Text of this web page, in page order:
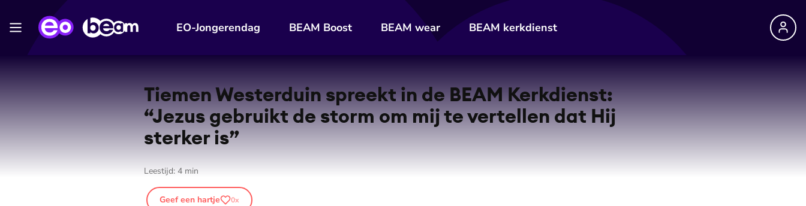
EO-Jongerendag BEAM Boost BEAM wear BEAM kerkdienst
Tiemen Westerduin spreekt in de BEAM Kerkdienst:
“Jezus gebruikt de storm om mij te vertellen dat Hij
sterker is”
Leestijd: 4 min
Geef een hartje 0x